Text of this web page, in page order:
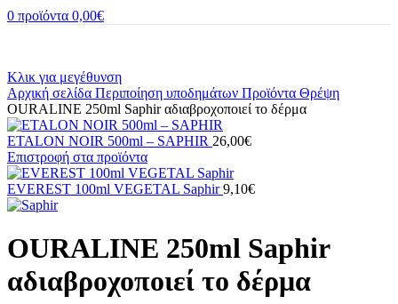
0 προϊόντα 0,00€
Κλικ για μεγέθυνση
Αρχική σελίδα Περιποίηση υποδημάτων Προϊόντα Θρέψη
OURALINE 250ml Saphir αδιαβροχοποιεί το δέρμα
ETALON NOIR 500ml – SAPHIR 26,00€
Επιστροφή στα προϊόντα
EVEREST 100ml VEGETAL Saphir9,10€
OURALINE 250ml Saphir
αδιαβροχοποιεί το δέρμα